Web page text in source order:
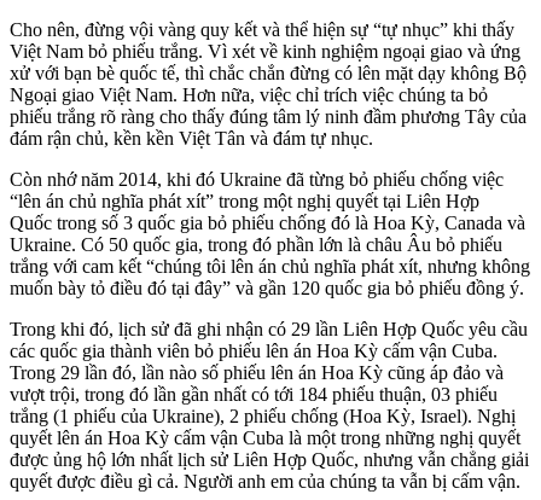
Cho nên, đừng vội vàng quy kết và thể hiện sự “tự nhục” khi thấy
Việt Nam bỏ phiếu trắng. Vì xét về kinh nghiệm ngoại giao và ứng
xử với bạn bè quốc tế, thì chắc chắn đừng có lên mặt dạy không Bộ
Ngoại giao Việt Nam. Hơn nữa, việc chỉ trích việc chúng ta bỏ
phiếu trắng rõ ràng cho thấy đúng tâm lý ninh đầm phương Tây của
đám rận chủ, kền kền Việt Tân và đám tự nhục.
Còn nhớ năm 2014, khi đó Ukraine đã từng bỏ phiếu chống việc
“lên án chủ nghĩa phát xít” trong một nghị quyết tại Liên Hợp
Quốc trong số 3 quốc gia bỏ phiếu chống đó là Hoa Kỳ, Canada và
Ukraine. Có 50 quốc gia, trong đó phần lớn là châu Âu bỏ phiếu
trắng với cam kết “chúng tôi lên án chủ nghĩa phát xít, nhưng không
muốn bày tỏ điều đó tại đây” và gần 120 quốc gia bỏ phiếu đồng ý.
Trong khi đó, lịch sử đã ghi nhận có 29 lần Liên Hợp Quốc yêu cầu
các quốc gia thành viên bỏ phiếu lên án Hoa Kỳ cấm vận Cuba.
Trong 29 lần đó, lần nào số phiếu lên án Hoa Kỳ cũng áp đảo và
vượt trội, trong đó lần gần nhất có tới 184 phiếu thuận, 03 phiếu
trắng (1 phiếu của Ukraine), 2 phiếu chống (Hoa Kỳ, Israel). Nghị
quyết lên án Hoa Kỳ cấm vận Cuba là một trong những nghị quyết
được ủng hộ lớn nhất lịch sử Liên Hợp Quốc, nhưng vẫn chẳng giải
quyết được điều gì cả. Người anh em của chúng ta vẫn bị cấm vận.